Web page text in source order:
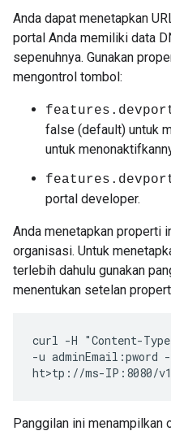
Anda dapat menetapkan
portal Anda memiliki data
sepenuhnya. Gunakan
mengontrol tombol:
false (default) untuk
untuk
portal developer.
Anda menetapkan properti
organisasi. Untuk
terlebih dahulu gunakan
menentukan setelan
curl -H "Content-
-u adminEmail:pword
ht>tp://ms-IP:8080/
Panggilan ini menampilkan